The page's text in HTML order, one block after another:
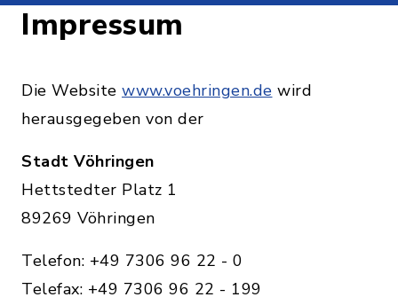
Impressum
Die Website www.voehringen.de wird
herausgegeben von der
Stadt Vöhringen
Hettstedter Platz 1
89269 Vöhringen
Telefon: +49 7306 96 22 - 0
Telefax: +49 7306 96 22 - 199